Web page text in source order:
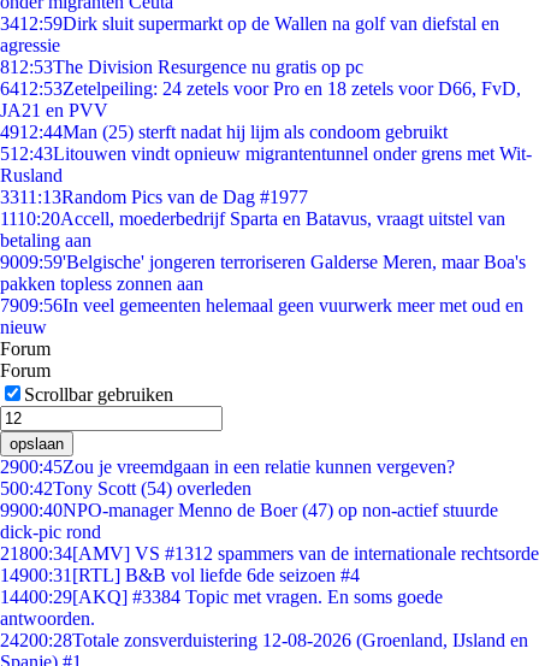
3412:59Dirk sluit supermarkt op de Wallen na golf van diefstal en
agressie
812:53The Division Resurgence nu gratis op pc
6412:53Zetelpeiling: 24 zetels voor Pro en 18 zetels voor D66, FvD,
JA21 en PVV
4912:44Man (25) sterft nadat hij lijm als condoom gebruikt
512:43Litouwen vindt opnieuw migrantentunnel onder grens met Wit-
Rusland
3311:13Random Pics van de Dag #1977
1110:20Accell, moederbedrijf Sparta en Batavus, vraagt uitstel van
betaling aan
9009:59'Belgische' jongeren terroriseren Galderse Meren, maar Boa's
pakken topless zonnen aan
7909:56In veel gemeenten helemaal geen vuurwerk meer met oud en
nieuw
Forum
Forum
Scrollbar gebruiken
opslaan
2900:45Zou je vreemdgaan in een relatie kunnen vergeven?
500:42Tony Scott (54) overleden
9900:40NPO-manager Menno de Boer (47) op non-actief stuurde
dick-pic rond
21800:34[AMV] VS #1312 spammers van de internationale rechtsorde
14900:31 [RTL] B&B vol liefde 6de seizoen #4
14400:29[AKQ] #3384 Topic met vragen. En soms goede
antwoorden.
24200:28Totale zonsverduistering 12-08-2026 (Groenland, IJsland en
Spanje) #1